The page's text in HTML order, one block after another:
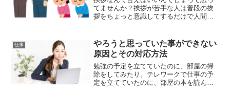
てませんか？挨拶が苦手な人は普段の挨
拶をちょっと意識してするだけで人間関
せんか？挨拶の意味を深掘りすると大切
さが理解出来ます。
仕事
やろうと思っていた事ができない
原因とその対応方法
勉強の予定を立てていたのに、部屋の掃
除をしてみたり。テレワークで仕事の予
定を立てていたのに、部屋の本を読んで